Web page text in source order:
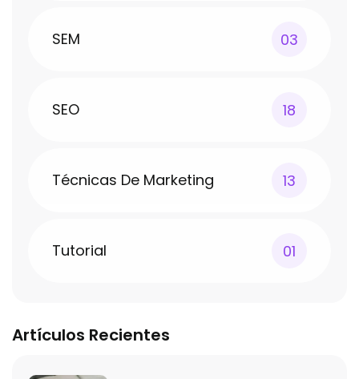
SEM 03
SEO 18
Técnicas De Marketing 13
Tutorial 01
Artículos Recientes